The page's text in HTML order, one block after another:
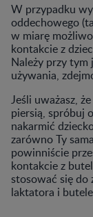
W przypadku
oddechowego
w miarę
kontakcie z
Należy przy tym
używania,
Jeśli uważasz,
piersią, spróbuj
nakarmić
zarówno Ty
powinniście
kontakcie z
stosować się do
laktatora i